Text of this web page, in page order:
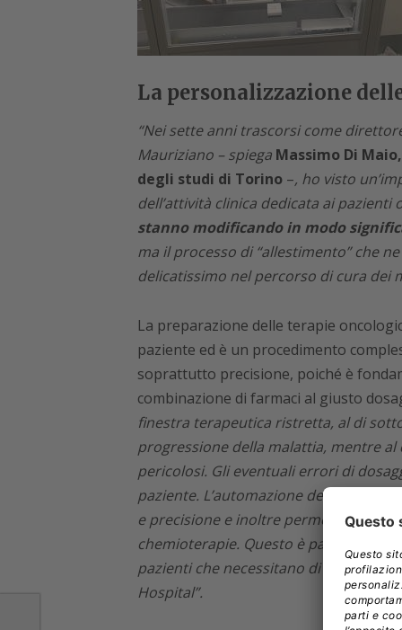
La personalizzazione
“Nei sette anni trascorsi come
Mauriziano –spiega Massimo Di
degli studi di Torino–, ho visto
dell’attività clinica dedicata ai pazienti
stanno modificando in modo
ma il processo di “allestimento” che
delicatissimo nel percorso di cura dei
La preparazione delle terapie
paziente ed è un procedimento
soprattutto precisione, poiché è
combinazione di farmaci al giusto
finestra terapeutica ristretta, al di
progressione della malattia, mentre
pericolosi. Gli eventuali errori di
paziente. L’automazione del
e precisione e inoltre permette di
chemioterapie. Questo è
pazienti che necessitano di questi
Hospital”.